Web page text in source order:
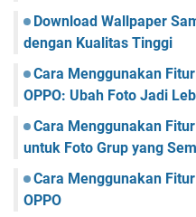
Download Wallpaper
dengan Kualitas Tinggi
Cara Menggunakan
OPPO: Ubah Foto Jadi
Cara Menggunakan
untuk Foto Grup yang
Cara Menggunakan
OPPO